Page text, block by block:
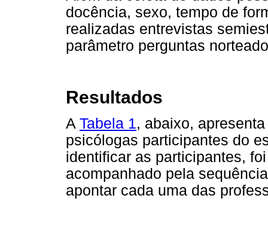
docência, sexo, tempo de
realizadas entrevistas
parâmetro perguntas
Resultados
A Tabela 1, abaixo,
psicólogas participantes do
identificar as participantes,
acompanhado pela
apontar cada uma das